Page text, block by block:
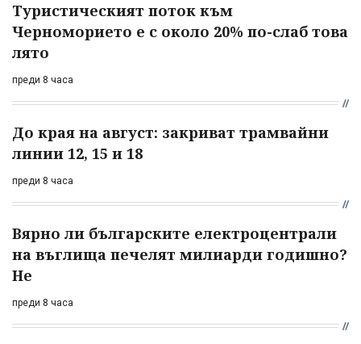
Туристическият поток към
Черноморието е с около 20% по-слаб това
лято
преди 8 часа
До края на август: закриват трамвайни
линии 12, 15 и 18
преди 8 часа
Вярно ли българските електроцентрали
на въглища печелят милиарди годишно?
Не
преди 8 часа